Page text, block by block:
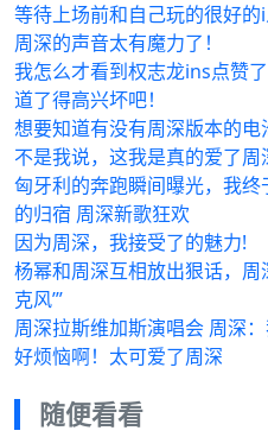
等待上场前和自己玩的很好的
周深的声音太有魔力了！
我怎么才看到权志龙ins点赞
道了得高兴坏吧！
想要知道有没有周深版本的电
不是我说，这我是真的爱了
匈牙利的奔跑瞬间曝光，我
的归宿 周深新歌狂欢
因为周深，我接受了的魅力!
杨幂和周深互相放出狠话，周
克风’”
周深拉斯维加斯演唱会 周深
好烦恼啊！太可爱了周深
随便看看